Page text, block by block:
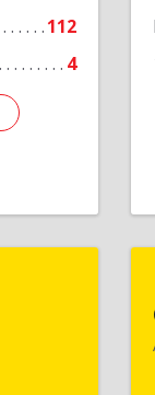
112
4
г,
№ 21А